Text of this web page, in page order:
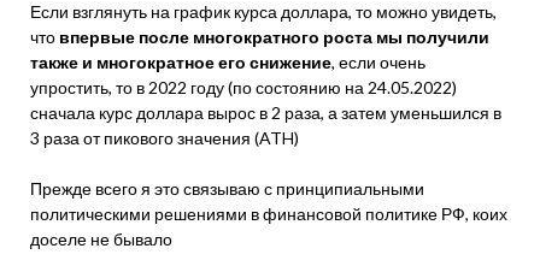
Если взглянуть на график курса доллара, то можно увидеть,
что впервые после многократного роста мы получили
также и многократное его снижение, если очень
упростить, то в 2022 году (по состоянию на 24.05.2022)
сначала курс доллара вырос в 2 раза, а затем уменьшился в
3 раза от пикового значения (ATH)
Прежде всего я это связываю с принципиальными
политическими решениями в финансовой политике РФ, коих
доселе не бывало